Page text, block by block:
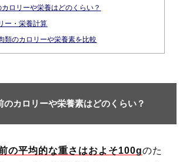
ロリーや栄養はどのくらい？
ー・栄養計算
類のカロリーや栄養素を比較
のカロリーや栄養素はどのくらい？
の平均的な重さはおよそ100gのた